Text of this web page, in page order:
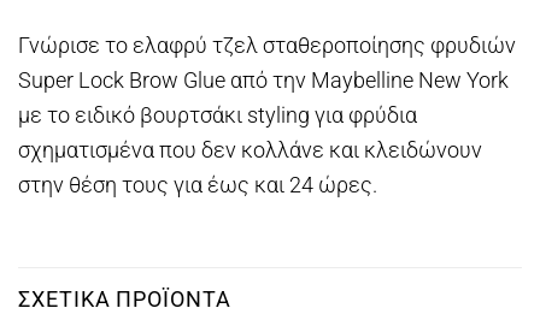
Γνώρισε το ελαφρύ τζελ σταθεροποίησης φρυδιών
Super Lock Brow Glue από την Maybelline New York
με το ειδικό βουρτσάκι styling για φρύδια
σχηματισμένα που δεν κολλάνε και κλειδώνουν
στην θέση τους για έως και 24 ώρες.
ΣΧΕΤΙΚΆ ΠΡΟΪΌΝΤΑ